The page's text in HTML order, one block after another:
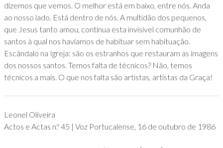
dizemos que vemos. O melhor está em baixo, entre nós. Anda
ao nosso lado. Está dentro de nós. A multidão dos pequenos,
que Jesus tanto amou, continua esta invisível comunhão de
santos à qual nos havíamos de habituar sem habituação.
Escândalo na Igreja: são os estranhos que restauram as imagens
dos nossos santos. Temos falta de técnicos? Não, temos
técnicos a mais. O que nos falta são artistas, artistas da Graça!
Leonel Oliveira
Actos e Actas n.º 45 | Voz Portucalense, 16 de outubro de 1986